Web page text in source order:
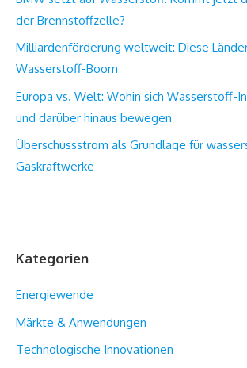
der Brennstoffzelle?
Milliardenförderung weltweit: Diese
Wasserstoff-Boom
Europa vs. Welt: Wohin sich Wasserstoff-
und darüber hinaus bewegen
Überschussstrom als Grundlage für
Gaskraftwerke
Kategorien
Energiewende
Märkte & Anwendungen
Technologische Innovationen